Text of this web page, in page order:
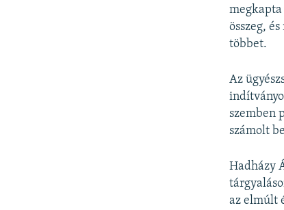
összeg,
többet.
Az
szemben
számolt
Hadházy
az elmúlt